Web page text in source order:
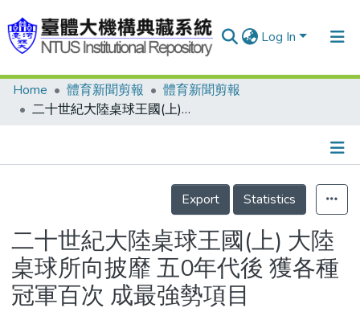
Log In
Communities & Collections
Statistics
Home 體育新聞剪報
體育新聞剪報
二十世紀大陸桌球王國(上) 大陸桌球所向披靡 五0年代後 獲各種冠軍百次 成最強勢項目
Details
Export
Statistics
二十世紀大陸桌球王國(上) 大陸
桌球所向披靡 五0年代後 獲各種
冠軍百次 成最強勢項目